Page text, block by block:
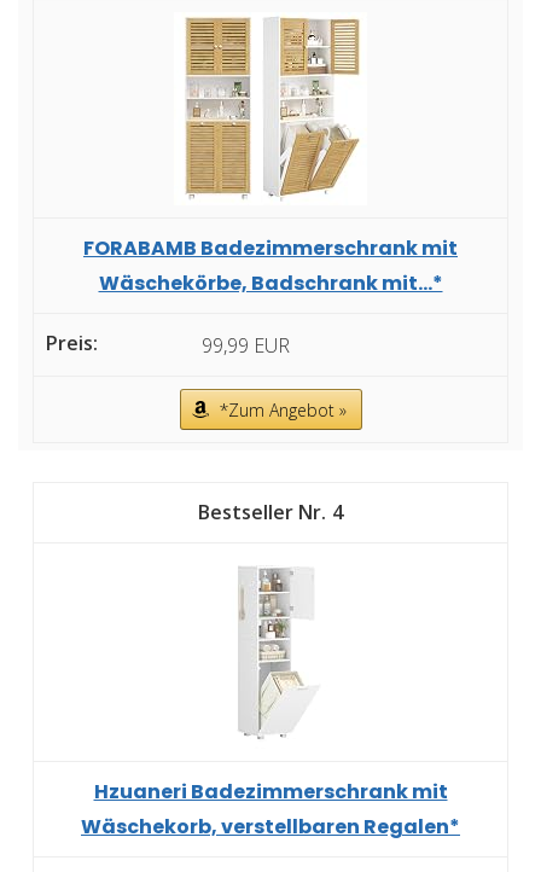
FORABAMB Badezimmerschrank mit
Wäschekörbe, Badschrank mit...*
99,99 EUR
*Zum Angebot »
4
Hzuaneri Badezimmerschrank mit
Wäschekorb, verstellbaren Regalen*